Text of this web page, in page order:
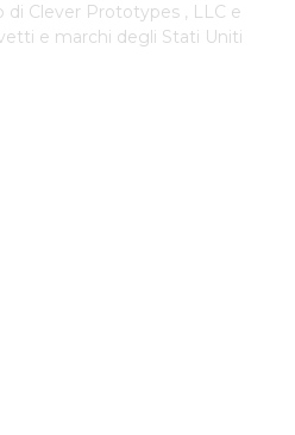
di Clever Prototypes , LLC e
e marchi degli Stati Uniti